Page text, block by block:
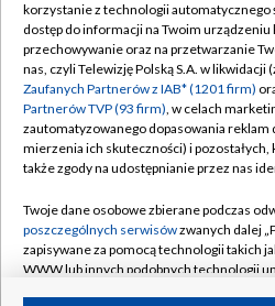
TVP
Abonament TVP
Emisja w TVP
Centrum informacji TVP
Naziemna Telewizja Cyfrowa
Rada Programowa
System NOS
Informacje o nadawcy
Polityka
Moje
korzystanie z technologii automatycznego
dostęp do informacji na Twoim urządzeniu
przechowywanie oraz na przetwarzanie
nas, czyli Telewizję Polską S.A. w likwidacji
Zaufanych Partnerów z IAB* (1201 firm)
Partnerów TVP (93 firm), w celach
zautomatyzowanego dopasowania reklam
mierzenia ich skuteczności) i
także zgody na udostępnianie przez nas
Twoje dane osobowe zbierane podczas
poszczególnych serwisówzwanych dalej
zapisywane za pomocą technologii takich
WWW lub innych podobnych technologii